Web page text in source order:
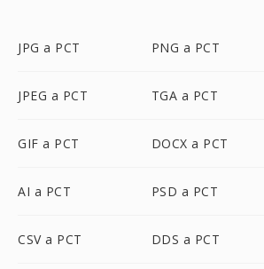
JPG a PCT PNG a PCT
JPEG a PCT TGA a PCT
GIF a PCT DOCX a PCT
AI a PCT PSD a PCT
CSV a PCT DDS a PCT